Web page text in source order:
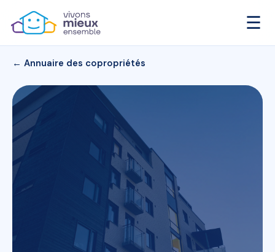
☰
← Annuaire des copropriétés